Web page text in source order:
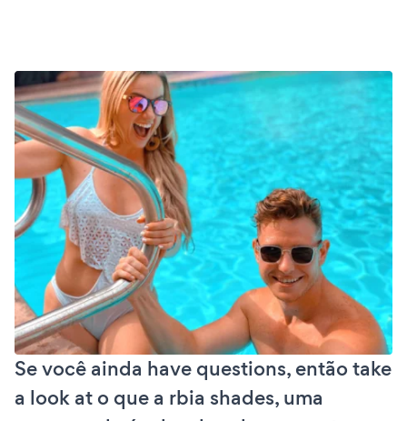
Se você ainda have questions, então take
a look at o que a rbia shades, uma